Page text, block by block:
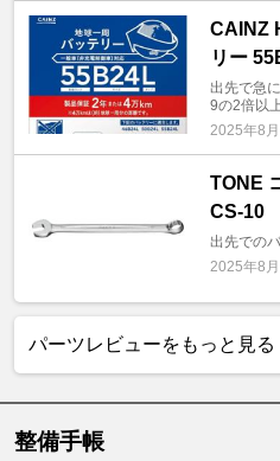
CAINZ
リー
出先で急
9の2倍以
2025年8
TONE
CS-10
出先での
2025年8
パーツレビューをもっと見る
整備手帳